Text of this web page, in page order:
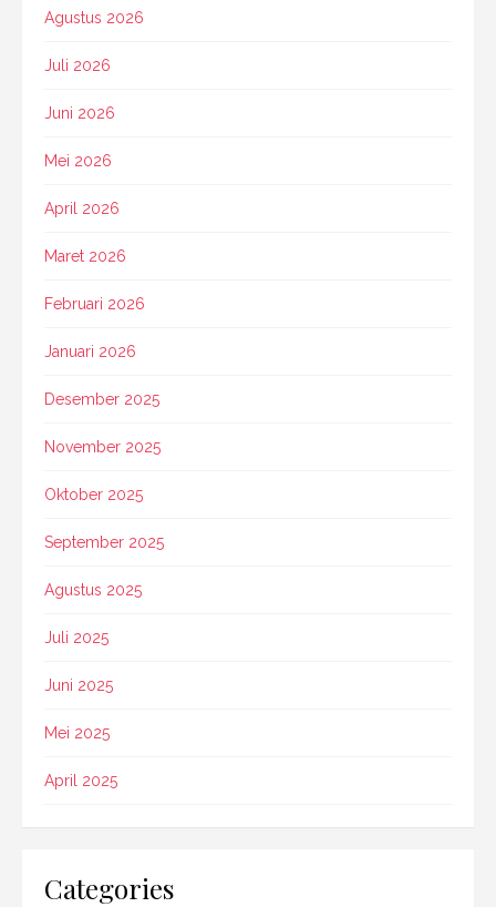
Agustus 2026
Juli 2026
Juni 2026
Mei 2026
April 2026
Maret 2026
Februari 2026
Januari 2026
Desember 2025
November 2025
Oktober 2025
September 2025
Agustus 2025
Juli 2025
Juni 2025
Mei 2025
April 2025
Categories